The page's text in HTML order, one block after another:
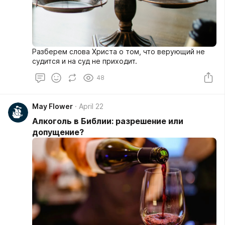
Разберем слова Христа о том, что верующий не
судится и на суд не приходит.
48
May Flower April 22
Алкоголь в Библии: разрешение или
допущение?